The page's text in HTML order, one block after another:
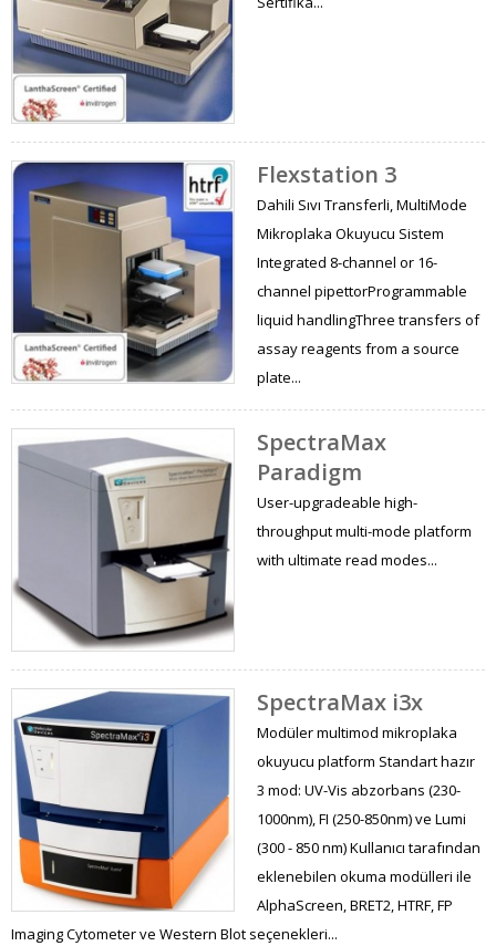
Flexstation 3
Dahili Sıvı Transferli, MultiMode
Mikroplaka Okuyucu Sistem
Integrated 8-channel or 16-
channel pipettorProgrammable
liquid handlingThree transfers of
assay reagents from a source
plate...
SpectraMax
Paradigm
User-upgradeable high-
throughput multi-mode platform
with ultimate read modes...
SpectraMax i3x
Modüler multimod mikroplaka
okuyucu platform Standart hazır
3 mod: UV-Vis abzorbans (230-
1000nm), FI (250-850nm) ve Lumi
(300 - 850 nm) Kullanıcı tarafından
eklenebilen okuma modülleri ile
AlphaScreen, BRET2, HTRF, FP
Imaging Cytometer ve Western Blot seçenekleri...